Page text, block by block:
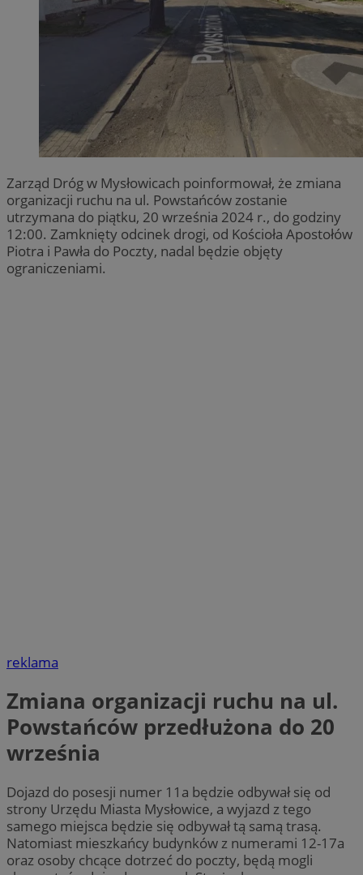
Zarząd Dróg w Mysłowicach poinformował, że zmiana
organizacji ruchu na ul. Powstańców zostanie
utrzymana do piątku, 20 września 2024 r., do godziny
12:00. Zamknięty odcinek drogi, od Kościoła Apostołów
Piotra i Pawła do Poczty, nadal będzie objęty
ograniczeniami.
reklama
Zmiana organizacji ruchu na ul.
Powstańców przedłużona do 20
września
Dojazd do posesji numer 11a będzie odbywał się od
strony Urzędu Miasta Mysłowice, a wyjazd z tego
samego miejsca będzie się odbywał tą samą trasą.
Natomiast mieszkańcy budynków z numerami 12-17a
oraz osoby chcące dotrzeć do poczty, będą mogli